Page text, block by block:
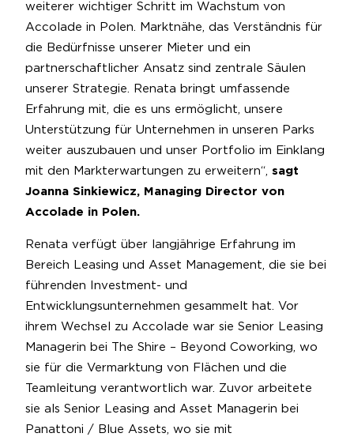
weiterer wichtiger Schritt im Wachstum von
Accolade in Polen. Marktnähe, das Verständnis für
die Bedürfnisse unserer Mieter und ein
partnerschaftlicher Ansatz sind zentrale Säulen
unserer Strategie. Renata bringt umfassende
Erfahrung mit, die es uns ermöglicht, unsere
Unterstützung für Unternehmen in unseren Parks
weiter auszubauen und unser Portfolio im Einklang
mit den Markterwartungen zu erweitern“, sagt
Joanna Sinkiewicz, Managing Director von
Accolade in Polen.
Renata verfügt über langjährige Erfahrung im
Bereich Leasing und Asset Management, die sie bei
führenden Investment- und
Entwicklungsunternehmen gesammelt hat. Vor
ihrem Wechsel zu Accolade war sie Senior Leasing
Managerin bei The Shire – Beyond Coworking, wo
sie für die Vermarktung von Flächen und die
Teamleitung verantwortlich war. Zuvor arbeitete
sie als Senior Leasing and Asset Managerin bei
Panattoni / Blue Assets, wo sie mit